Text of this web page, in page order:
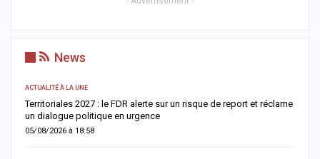
News
ACTUALITÉ À LA UNE
Territoriales 2027 : le FDR alerte sur un risque de report et réclame
un dialogue politique en urgence
05/08/2026 à 18:58